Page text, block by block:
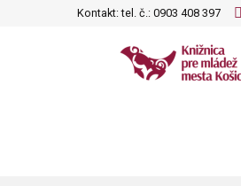
Kontakt: tel. č.: 0903 408 397